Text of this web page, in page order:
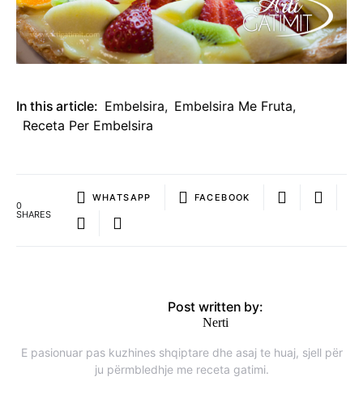
In this article: Embelsira, Embelsira Me Fruta,
Receta Per Embelsira
0
SHARES
WHATSAPP FACEBOOK
Post written by:
Nerti
E pasionuar pas kuzhines shqiptare dhe asaj te huaj, sjell për
ju përmbledhje me receta gatimi.